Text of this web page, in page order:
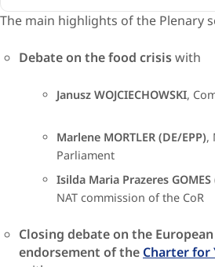
​​​The main highlights of ​the Plenary
Debate on the food crisiswith
​Janusz WOJCIECHOWSKI,
Marlene MORTLER (DE/EPP),
Parliament
Isilda Maria Prazeres GOMES
NAT commission of the CoR​
Closing debate on the
endorsement of the Charter for